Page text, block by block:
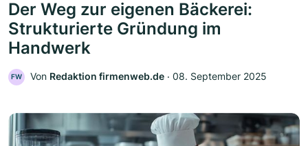
Der Weg zur eigenen Bäckerei:
Strukturierte Gründung im
Handwerk
FW Von Redaktion firmenweb.de ‧ 08. September 2025